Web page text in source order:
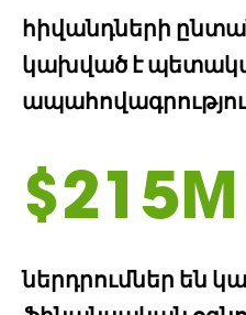
հիվանդների
կախված է
$215M
ներդրումներ են